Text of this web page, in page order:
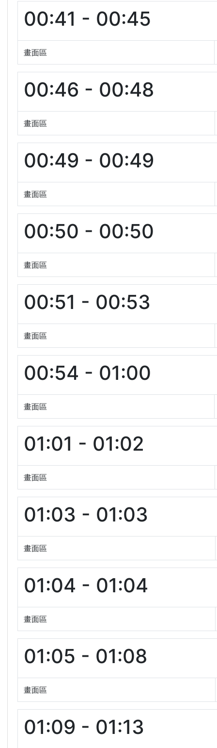
00:41 - 00:45
畫面區
00:46 - 00:48
畫面區
00:49 - 00:49
畫面區
00:50 - 00:50
畫面區
00:51 - 00:53
畫面區
00:54 - 01:00
畫面區
01:01 - 01:02
畫面區
01:03 - 01:03
畫面區
01:04 - 01:04
畫面區
01:05 - 01:08
畫面區
01:09 - 01:13